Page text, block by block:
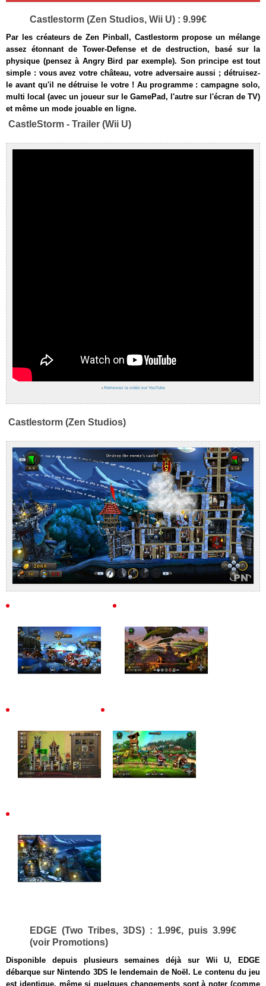
Castlestorm (Zen Studios, Wii U) : 9.99€
Par les créateurs de Zen Pinball, Castlestorm propose un mélange
assez étonnant de Tower-Defense et de destruction, basé sur la
physique (pensez à Angry Bird par exemple). Son principe est tout
simple : vous avez votre château, votre adversaire aussi ; détruisez-
le avant qu'il ne détruise le votre ! Au programme : campagne solo,
multi local (avec un joueur sur le GamePad, l'autre sur l'écran de TV)
et même un mode jouable en ligne.
CastleStorm - Trailer (Wii U)
› Retrouvez la vidéo sur YouTube
Castlestorm (Zen Studios)
EDGE (Two Tribes, 3DS) : 1.99€, puis 3.99€
(voir Promotions)
Disponible depuis plusieurs semaines déjà sur Wii U, EDGE
débarque sur Nintendo 3DS le lendemain de Noël. Le contenu du jeu
est identique, même si quelques changements sont à noter (comme